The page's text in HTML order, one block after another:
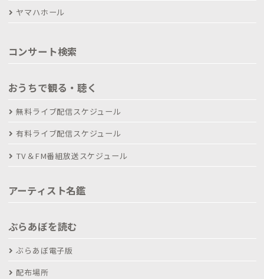
ヤマハホール
コンサート検索
おうちで観る・聴く
無料ライブ配信スケジュール
有料ライブ配信スケジュール
TV＆FM番組放送スケジュール
アーティスト名鑑
ぶらあぼを読む
ぶらあぼ電子版
配布場所